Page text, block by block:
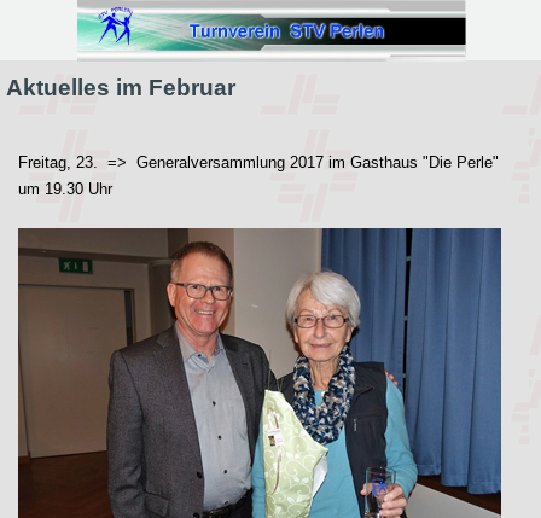
Direkt zum Seiteninhalt
Aktuelles im Februar
Freitag, 23. => Generalversammlung 2017 im Gasthaus "Die Perle"
um 19.30 Uhr